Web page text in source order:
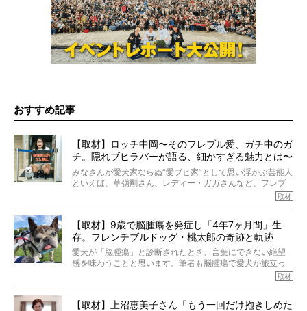
おすすめ記事
【取材】ロッチ中岡〜そのフレブル愛、ガチ中のガ
チ。隠れブヒラバーが語る、細かすぎる魅力とは〜
【前編】
みなさんが愛犬家ならぬ“愛ブヒ家”として思い浮かぶ芸能人
といえば、草彅剛さん、レディー・ガガさんなど、フレブ
ルを飼っている方が多いと思います。が、ロッチ中岡さん
んのインスタグラムを覗くと、たくさんのフレブルアカウ
ントがフォローされていて、わが『FRENCH BULLDOG
LIFE』モデルのnicoやトーラスも、その中の一頭。
そんな中岡さんに、フレブルの魅力を語っていただきまし
た。そのブヒ愛っぷりは、思ってた以上！ ガチ中のガチ
取材
【取材】9歳で脳腫瘍を発症し「4年7ヶ月間」生
存。フレンチブルドッグ・桃太郎の奇跡と軌跡
愛犬が「脳腫瘍」と診断されたとき、言葉にできない絶望
感を味わうことと思います。筆者も脳腫瘍で愛犬が旅立っ
たひとり。だからこそ、どれほど厄介で困難な病気かを理
ところが、フレンチブルドッグの桃太郎は9歳で脳腫瘍を発
取材
【取材】上沼恵美子さん「もう一回だけ抱きしめた